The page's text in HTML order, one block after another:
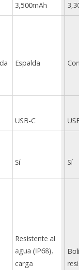
3,500mAh
Espalda
USB-C
Sí Sí
Resistente al
agua (IP68),
carga